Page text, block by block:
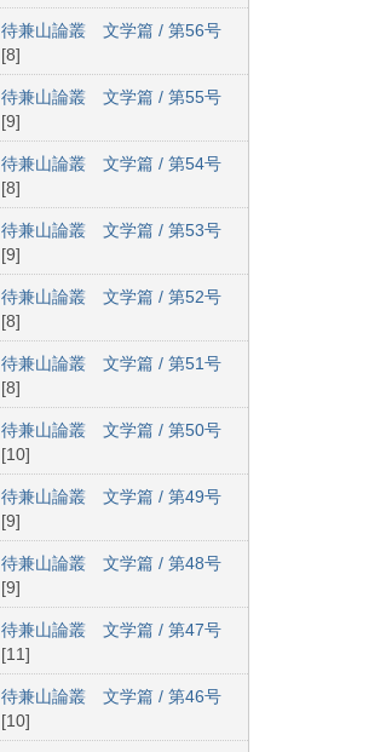
待兼山論叢 文学篇 / 第56号
[8]
待兼山論叢 文学篇 / 第55号
[9]
待兼山論叢 文学篇 / 第54号
[8]
待兼山論叢 文学篇 / 第53号
[9]
待兼山論叢 文学篇 / 第52号
[8]
待兼山論叢 文学篇 / 第51号
[8]
待兼山論叢 文学篇 / 第50号
[10]
待兼山論叢 文学篇 / 第49号
[9]
待兼山論叢 文学篇 / 第48号
[9]
待兼山論叢 文学篇 / 第47号
[11]
待兼山論叢 文学篇 / 第46号
[10]